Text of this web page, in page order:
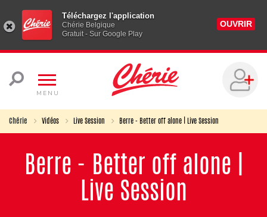
Téléchargez l'application
Chérie Belgique
Gratuit - Sur Google Play
OUVRIR
MENU
Chérie Vidéos Live Session Berre - Better off alone | Live Session
Berre - Better off alone |
Live Session